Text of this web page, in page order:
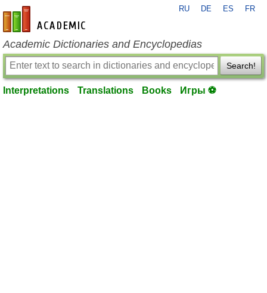
en-academic.com
RU DE ES FR
Academic Dictionaries and Encyclopedias
Search!
Interpretations Translations Books Игры ⚽